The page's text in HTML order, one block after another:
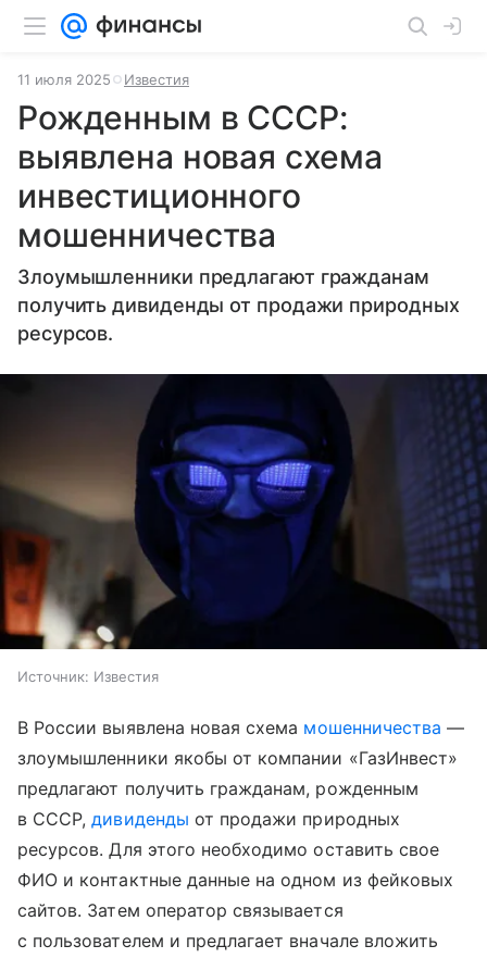
11 июля 2025 Известия
Рожденным в СССР:
выявлена новая схема
инвестиционного
мошенничества
Злоумышленники предлагают гражданам
получить дивиденды от продажи природных
ресурсов.
Источник: Известия
В России выявлена новая схема мошенничества —
злоумышленники якобы от компании «ГазИнвест»
предлагают получить гражданам, рожденным
в СССР,дивиденды от продажи природных
ресурсов. Для этого необходимо оставить свое
ФИО и контактные данные на одном из фейковых
сайтов. Затем оператор связывается
с пользователем и предлагает вначале вложить